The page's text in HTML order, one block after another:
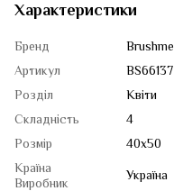
Характеристики
Бренд
Brushme
Артикул
BS66137
Розділ
Квіти
Складність
4
Розмір
40x50
Країна
Виробник
Україна